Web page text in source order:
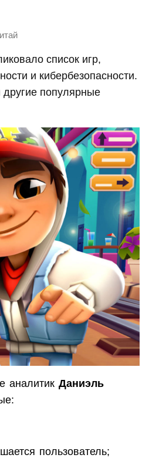
список игр,
и кибербезопасности.
другие популярные
аналитик Даниэль
пользователь;